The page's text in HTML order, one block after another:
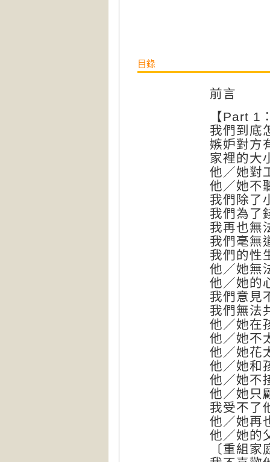
目錄
前言
【Part 1
我們到底
嫉妒對方
家裡的大
他／她對
他／她不
我們除了
我們為了
我再也無
我們毫無
我們的性
他／她無
他／她的
我們意見
我們無法
他／她在
他／她不
他／她花
他／她和
他／她不
他／她只
我受不了
他／她再
他／她的
〔重組